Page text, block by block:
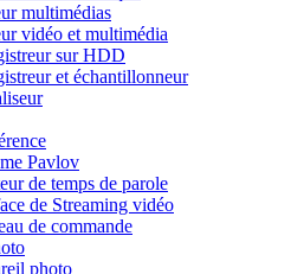
multimédias
vidéo et multimédia
sur HDD
et échantillonneur
Pavlov
de temps de parole
de Streaming vidéo
de commande
photo